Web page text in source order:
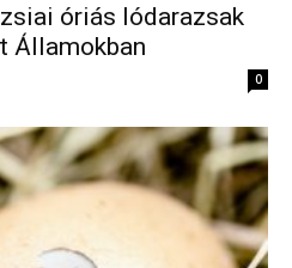
óriás lódarazsak
Államokban
0